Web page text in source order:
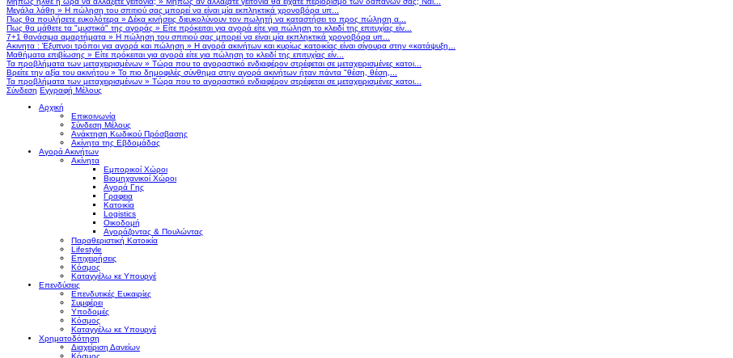
Μεγάλα λάθη » Η πώληση του σπιτιού σας μπορεί να είναι μία εκπληκτικά χρονοβόρα υπ...
Πως θα πουλήσετε ευκολότερα » Δέκα κινήσεις διευκολύνουν τον πωλητή να καταστήσει το προς πώληση α...
Πως θα μάθετε τα "μυστικά" της αγοράς » Είτε πρόκειται για αγορά είτε για πώληση το κλειδί της επιτυχίας είν...
7+1 θανάσιμα αμαρτήματα » Η πώληση του σπιτιού σας μπορεί να είναι μία εκπληκτικά χρονοβόρα υπ...
Ακινητα : Έξυπνοι τρόποι για αγορά και πώληση » Η αγορά ακινήτων και κυρίως κατοικίας είναι σίγουρα στην «κατάψυξη...
Μαθήματα επιβίωσης » Είτε πρόκειται για αγορά είτε για πώληση το κλειδί της επιτυχίας είν...
Τα προβλήματα των μεταχειρισμένων » Τώρα που το αγοραστικό ενδιαφέρον στρέφεται σε μεταχειρισμένες κατοι...
Βρείτε την αξία του ακινήτου » Το πιο δημοφιλές σύνθημα στην αγορά ακινήτων ήταν πάντα "θέση, θέση,...
Τα προβλήματα των μεταχειρισμένων » Τώρα που το αγοραστικό ενδιαφέρον στρέφεται σε μεταχειρισμένες κατοι...
Σύνδεση Εγγραφή Μέλους
Αρχική
Επικοινωνία
Σύνδεση Μέλους
Ανάκτηση Κωδικού Πρόσβασης
Ακίνητα της Εβδομάδας
Αγορά Ακινήτων
Ακίνητα
Εμπορικοί Χώροι
Βιομηχανικοί Χώροι
Αγορά Γης
Γραφεια
Κατοικία
Logistics
Οικοδομή
Αγοράζοντας & Πουλώντας
Παραθεριστική Κατοικία
Lifestyle
Επιχειρήσεις
Κόσμος
Καταγγέλω κε Υπουργέ
Επενδύσεις
Επενδυτικές Ευκαιρίες
Συμφέρει
Υποδομές
Κόσμος
Καταγγέλω κε Υπουργέ
Χρηματοδότηση
Διαχείριση Δανείων
Κόσμος